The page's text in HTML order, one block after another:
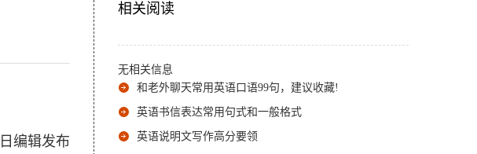
日编辑发布
相关阅读
无相关信息
和老外聊天常用英语口语99句，建议收藏!
英语书信表达常用句式和一般格式
英语说明文写作高分要领